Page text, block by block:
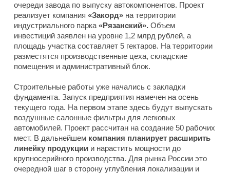
очереди завода по выпуску автокомпонентов. Проект
реализует компания «Закорд» на территории
индустриального парка «Рязанский». Объем
инвестиций заявлен на уровне 1,2 млрд рублей, а
площадь участка составляет 5 гектаров. На территории
разместятся производственные цеха, складские
помещения и административный блок.
Строительные работы уже начались с закладки
фундамента. Запуск предприятия намечен на осень
текущего года. На первом этапе здесь будут выпускать
воздушные салонные фильтры для легковых
автомобилей. Проект рассчитан на создание 50 рабочих
мест. В дальнейшем компания планирует расширить
линейку продукции и нарастить мощности до
крупносерийного производства. Для рынка России это
очередной шаг в сторону углубления локализации и